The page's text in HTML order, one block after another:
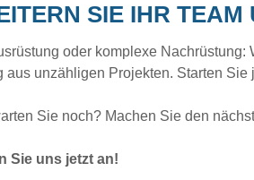
SIE IHR
oder komplexe
aus unzähligen Projekten. Starten
Sie noch? Machen Sie den
Sie uns jetzt an!